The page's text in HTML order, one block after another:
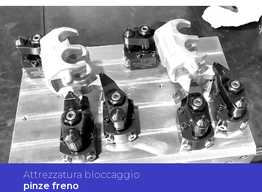
Attrezzatura bloccaggio
pinze freno